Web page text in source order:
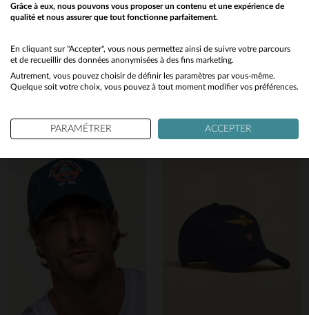
Vous aimerez également…
Découvrez ces produits similaires sélectionnés pour vous
Would you like to be redirected to our English site?
No
Yes
Grâce à eux, nous pouvons vous proposer un contenu et une expérience de
qualité et nous assurer que tout fonctionne parfaitement.
En cliquant sur "Accepter", vous nous permettez ainsi de suivre votre parcours
et de recueillir des données anonymisées à des fins marketing.
Autrement, vous pouvez choisir de définir les paramètres par vous-même.
Quelque soit votre choix, vous pouvez à tout moment modifier vos préférences.
PARAMÉTRER ACCEPTER